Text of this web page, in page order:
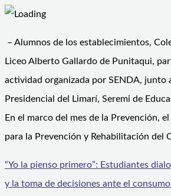
– Alumnos de los establecimientos,
Liceo Alberto Gallardo de Punitaqui,
actividad organizada por SENDA, junto
Presidencial del Limarí, Seremi de
En el marco del mes de la Prevención,
para la Prevención y Rehabilitación del
“Yo la pienso primero”: Estudiantes
y la toma de decisiones ante el